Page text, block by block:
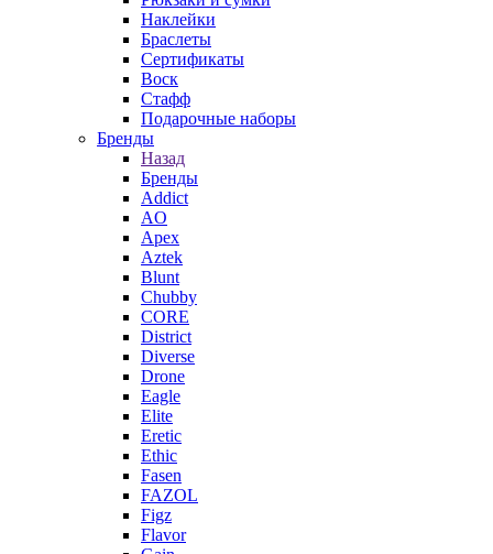
Наклейки
Браслеты
Сертификаты
Воск
Стафф
Подарочные наборы
Бренды
Назад
Бренды
Addict
AO
Apex
Aztek
Blunt
Chubby
CORE
District
Diverse
Drone
Eagle
Elite
Eretic
Ethic
Fasen
FAZOL
Figz
Flavor